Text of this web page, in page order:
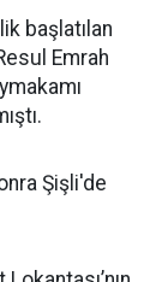
başlatılan
Emrah
Şişli'de